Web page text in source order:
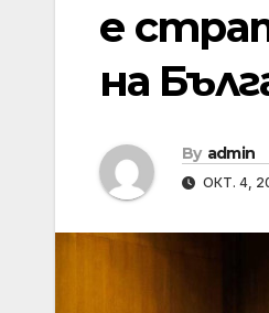
е
на
By admin
ОКТ. 4,